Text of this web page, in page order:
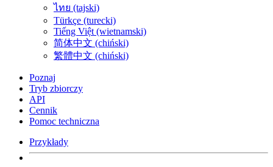
ไทย (tajski)
Türkçe (turecki)
Tiếng Việt (wietnamski)
简体中文 (chiński)
繁體中文 (chiński)
Poznaj
Tryb zbiorczy
API
Cennik
Pomoc techniczna
Przykłady